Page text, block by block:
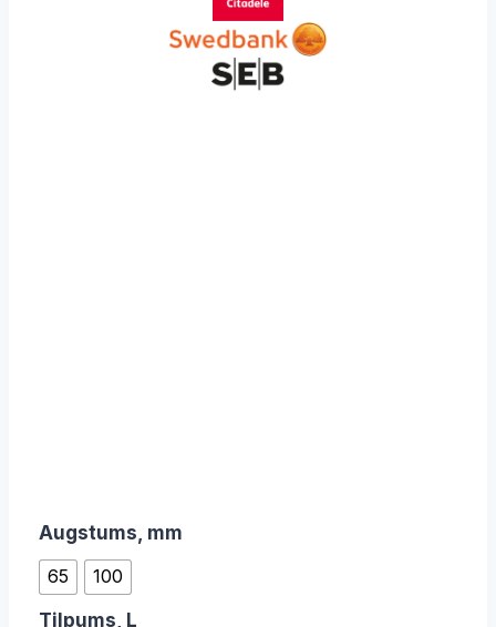
11,05 €
Augstums, mm
65
100
Tilpums, L